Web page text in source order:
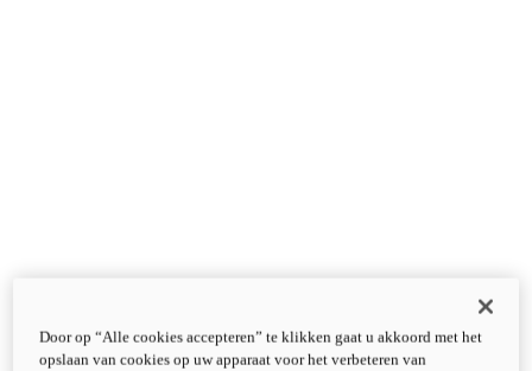
Door op “Alle cookies accepteren” te klikken gaat u akkoord met het
opslaan van cookies op uw apparaat voor het verbeteren van